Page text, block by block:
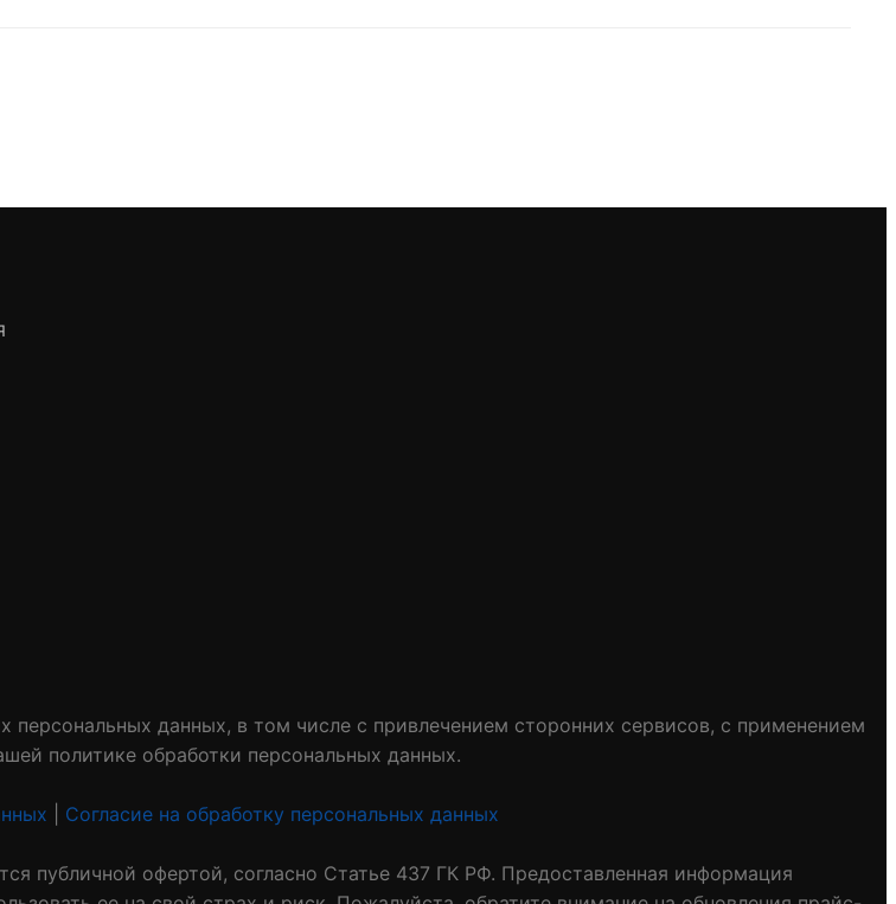
персональных данных, в том числе с привлечением сторонних сервисов, с применением
политике обработки персональных данных.
Согласие на обработку персональных данных
публичной офертой, согласно Статье 437 ГК РФ. Предоставленная информация